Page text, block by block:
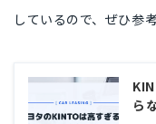
しているので、ぜひ参
ら